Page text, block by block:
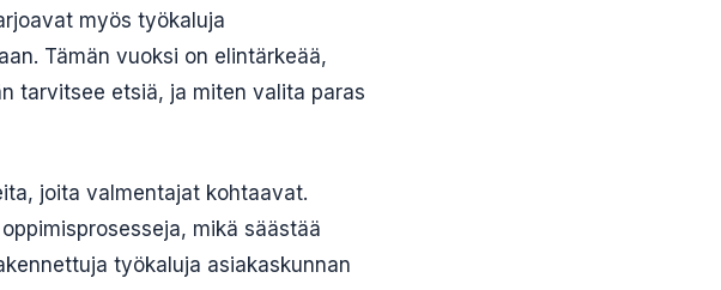
myös työkaluja
Tämän vuoksi on elintärkeää,
tarvitsee etsiä, ja miten valita paras
joita valmentajat kohtaavat.
mikä säästää
työkaluja asiakaskunnan